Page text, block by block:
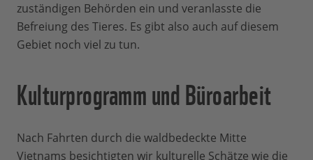
zuständigen Behörden ein und veranlasste die
Befreiung des Tieres. Es gibt also auch auf diesem
Gebiet noch viel zu tun.
Kulturprogramm und Büroarbeit
Nach Fahrten durch die waldbedeckte Mitte
Vietnams besichtigten wir kulturelle Schätze wie die